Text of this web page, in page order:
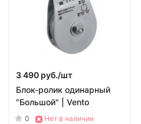
3 490 руб./шт
Блок-ролик одинарный
"Большой" | Vento
0
Нет в наличии